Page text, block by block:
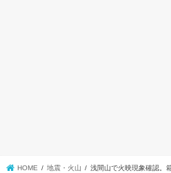
HOME 地震・火山 浅間山で火映現象確認。